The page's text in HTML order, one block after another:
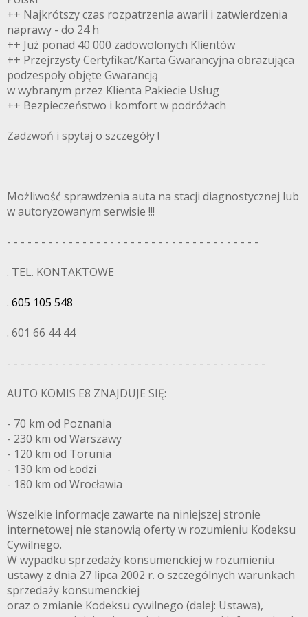
++ Najkrótszy czas rozpatrzenia awarii i zatwierdzenia
naprawy - do 24 h
++ Już ponad 40 000 zadowolonych Klientów
++ Przejrzysty Certyfikat/Karta Gwarancyjna obrazująca
podzespoły objęte Gwarancją
w wybranym przez Klienta Pakiecie Usług
++ Bezpieczeństwo i komfort w podróżach
Zadzwoń i spytaj o szczegóły !
Możliwość sprawdzenia auta na stacji diagnostycznej lub
w autoryzowanym serwisie !!!
- - - - - - - - - - - - - - - - - - - - - - - - - - - - - - - - - - - - -
. TEL. KONTAKTOWE
. 605 105 548
. 601 66 44 44
- - - - - - - - - - - - - - - - - - - - - - - - - - - - - - - - - - - - - -
AUTO KOMIS E8 ZNAJDUJE SIĘ:
- 70 km od Poznania
- 230 km od Warszawy
- 120 km od Torunia
- 130 km od Łodzi
- 180 km od Wrocławia
Wszelkie informacje zawarte na niniejszej stronie
internetowej nie stanowią oferty w rozumieniu Kodeksu
Cywilnego.
W wypadku sprzedaży konsumenckiej w rozumieniu
ustawy z dnia 27 lipca 2002 r. o szczególnych warunkach
sprzedaży konsumenckiej
oraz o zmianie Kodeksu cywilnego (dalej: Ustawa),